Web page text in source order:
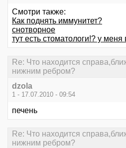
Смотри также:
Как поднять иммунитет?
снотворное
тут есть стоматологи!? у меня
Re: Что находится
нижним ребром?
dzola
1 - 17.07.2010 - 09:54
печень
Re: Что находится
нижним ребром?